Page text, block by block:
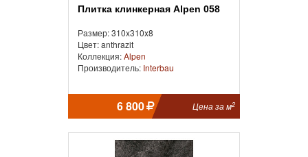
Плитка клинкерная Alpen 058
Размер: 310x310x8
Цвет: anthrazit
Коллекция:Alpen
Производитель: Interbau
6 800 Цена за м2